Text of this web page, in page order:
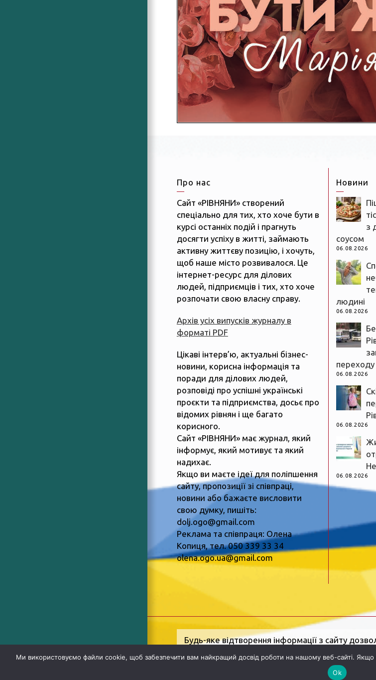
Про нас
Сайт «РІВНЯНИ» створений
спеціально для тих, хто хоче бути в
курсі останніх подій і прагнуть
досягти успіху в житті, займають
активну життєву позицію, і хочуть,
щоб наше місто розвивалося. Це
інтернет-ресурс для ділових
людей, підприємців і тих, хто хоче
розпочати свою власну справу.
Архів усіх випусків журналу в
форматі PDF
Цікаві інтерв’ю, актуальні бізнес-
новини, корисна інформація та
поради для ділових людей,
розповіді про успішні українські
проєкти та підприємства, досьє про
відомих рівнян і ще багато
корисного.
Сайт «РІВНЯНИ» має журнал, який
інформує, який мотивує та який
надихає.
Якщо ви маєте ідеї для поліпшення
сайту, пропозиції зі співпраці,
новини або бажаєте висловити
свою думку, пишіть:
dolj.ogo@gmail.com
Реклама та співпраця: Олена
Копиця, тел. 050 339 33 34
olena.ogo.ua@gmail.com
Новини
з
соусом
06.08.2026
людині
06.08.2026
06.08.2026
06.08.2026
06.08.2026
Будь-яке відтворення інформації з сайту
вулиця Шкільна, 2, Рівне, Рівненська
Ми використовуємо файли cookie, щоб забезпечити вам найкращий досвід роботи на нашому веб-сайті.
Ok